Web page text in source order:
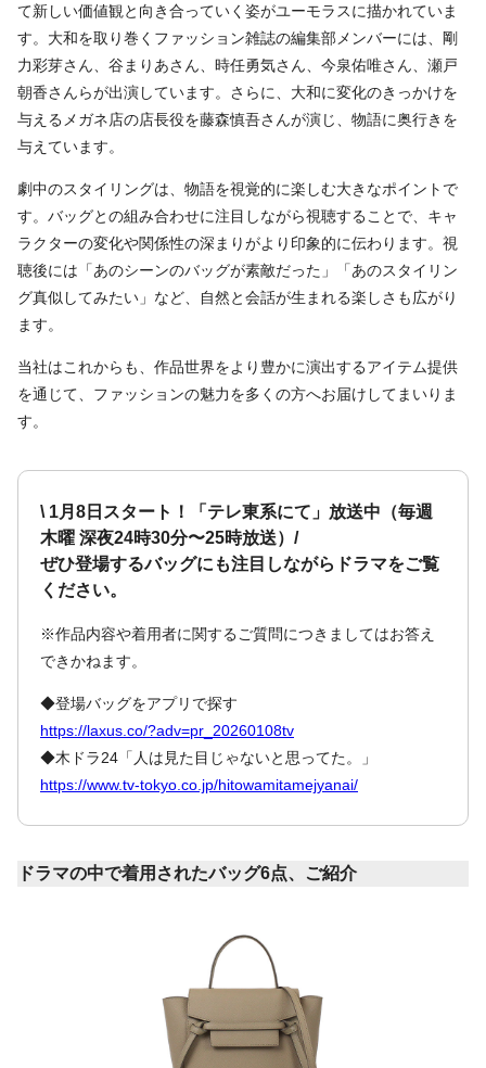
て新しい価値観と向き合っていく姿がユーモラスに描かれていま
す。大和を取り巻くファッション雑誌の編集部メンバーには、剛
力彩芽さん、谷まりあさん、時任勇気さん、今泉佑唯さん、瀬戸
朝香さんらが出演しています。さらに、大和に変化のきっかけを
与えるメガネ店の店長役を藤森慎吾さんが演じ、物語に奥行きを
与えています。
劇中のスタイリングは、物語を視覚的に楽しむ大きなポイントで
す。バッグとの組み合わせに注目しながら視聴することで、キャ
ラクターの変化や関係性の深まりがより印象的に伝わります。視
聴後には「あのシーンのバッグが素敵だった」「あのスタイリン
グ真似してみたい」など、自然と会話が生まれる楽しさも広がり
ます。
当社はこれからも、作品世界をより豊かに演出するアイテム提供
を通じて、ファッションの魅力を多くの方へお届けしてまいりま
す。
\ 1月8日スタート！「テレ東系にて」放送中（毎週
木曜 深夜24時30分〜25時放送）/
ぜひ登場するバッグにも注目しながらドラマをご覧
ください。
※作品内容や着用者に関するご質問につきましてはお答え
できかねます。
◆登場バッグをアプリで探す
https://laxus.co/?adv=pr_20260108tv
◆木ドラ24「人は見た目じゃないと思ってた。」
https://www.tv-tokyo.co.jp/hitowamitamejyanai/
ドラマの中で着用されたバッグ6点、ご紹介